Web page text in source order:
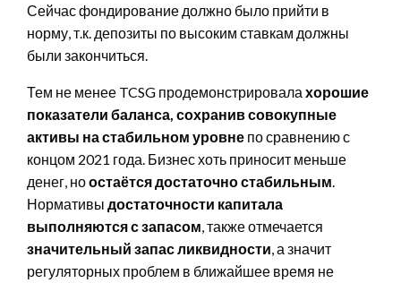
Сейчас фондирование должно было прийти в
норму, т.к. депозиты по высоким ставкам должны
были закончиться.
Тем не менее TCSG продемонстрировала хорошие
показатели баланса, сохранив совокупные
активы на стабильном уровне по сравнению с
концом 2021 года. Бизнес хоть приносит меньше
денег, ноостаётся достаточно стабильным.
Нормативы достаточности капитала
выполняются с запасом, также отмечается
значительный запас ликвидности, а значит
регуляторных проблем в ближайшее время не